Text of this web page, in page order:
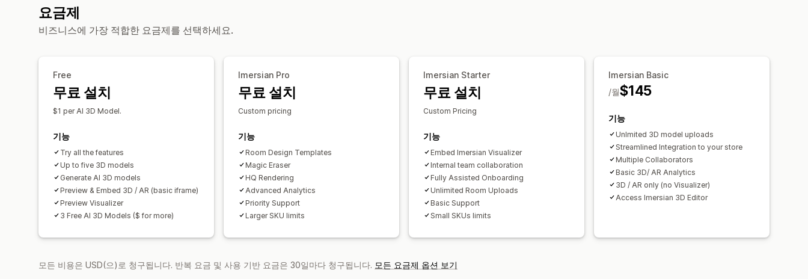
요금제
비즈니스에 가장 적합한 요금제를 선택하세요.
Free
무료 설치
$1 per AI 3D Model.
기능
Try all the features
Up to five 3D models
Generate AI 3D models
Preview & Embed 3D / AR (basic iframe)
Preview Visualizer
3 Free AI 3D Models ($ for more)
Imersian Pro
무료 설치
Custom pricing
기능
Room Design Templates
Magic Eraser
HQ Rendering
Advanced Analytics
Priority Support
Larger SKU limits
Imersian Starter
무료 설치
Custom Pricing
기능
Embed Imersian Visualizer
Internal team collaboration
Fully Assisted Onboarding
Unlimited Room Uploads
Basic Support
Small SKUs limits
Imersian Basic
$145
/월
기능
Unlmited 3D model uploads
Streamlined Integration to your store
Multiple Collaborators
Basic 3D/ AR Analytics
3D / AR only (no Visualizer)
Access Imersian 3D Editor
모든 비용은 USD(으)로 청구됩니다. 반복 요금 및 사용 기반 요금은 30일마다 청구됩니다. 모든 요금제 옵션 보기